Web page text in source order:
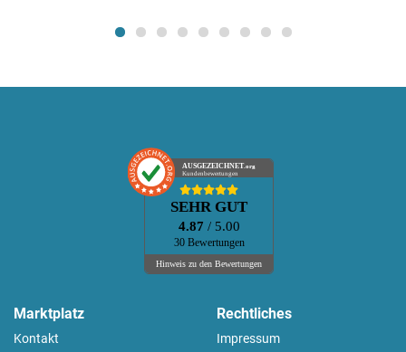
AUSGEZEICHNET.org
Kundenbewertungen
SEHR GUT
4.87 / 5.00
30 Bewertungen
Hinweis zu den Bewertungen
Marktplatz
Kontakt
Rechtliches
Impressum